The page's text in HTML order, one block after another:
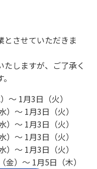
とさせていただきま
しますが、ご了承く
〜 1月3日（火）
）〜 1月3日（火）
）〜 1月3日（火）
）〜 1月3日（火）
）〜 1月3日（火）
金）〜 1月5日（木）